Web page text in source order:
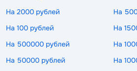
На 2000 рублей
На
На 100 рублей
На
На 500000 рублей
На
На 50000 рублей
На